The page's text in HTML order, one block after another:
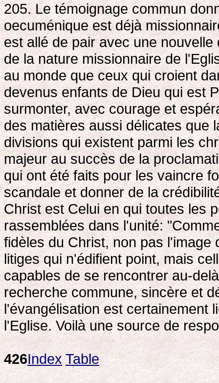
205. Le témoignage commun
oecuménique est déjà
est allé de pair avec une
de la nature missionnaire de
au monde que ceux qui croient
devenus enfants de Dieu qui est
surmonter, avec courage et
des matières aussi délicates que
divisions qui existent parmi les
majeur au succès de la
qui ont été faits pour les vaincre
scandale et donner de la
Christ est Celui en qui toutes les
rassemblées dans l'unité:
fidèles du Christ, non pas
litiges qui n'édifient point, mais
capables de se rencontrer au-
recherche commune, sincère et
l'évangélisation est certainement
l'Eglise. Voilà une source de
426Index Table